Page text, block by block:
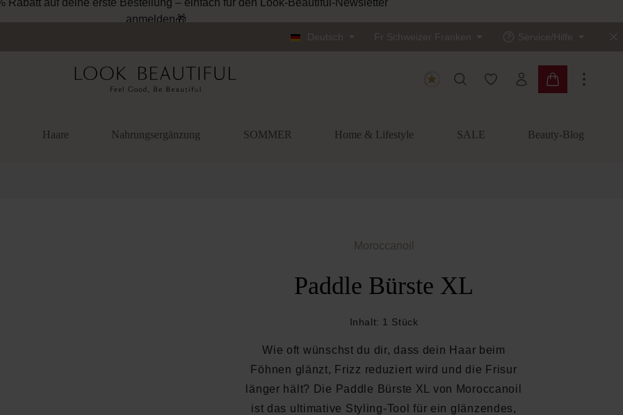
Rabatt auf deine erste Bestellung – einfach für den Look-Beautiful-Newsletter
anmelden🎁
Deutsch Fr Schweizer Franken Service/Hilfe
Du hast 0 Produkte auf
Warenkorb
Haare Nahrungsergänzung SOMMER Home & Lifestyle SALE Beauty-Blog
Moroccanoil
Paddle Bürste XL
Inhalt: 1 Stück
Wie oft wünschst du dir, dass dein Haar beim
Föhnen glänzt, Frizz reduziert wird und die Frisur
länger hält? Die Paddle Bürste XL von Moroccanoil
ist das ultimative Styling-Tool für ein glänzendes,